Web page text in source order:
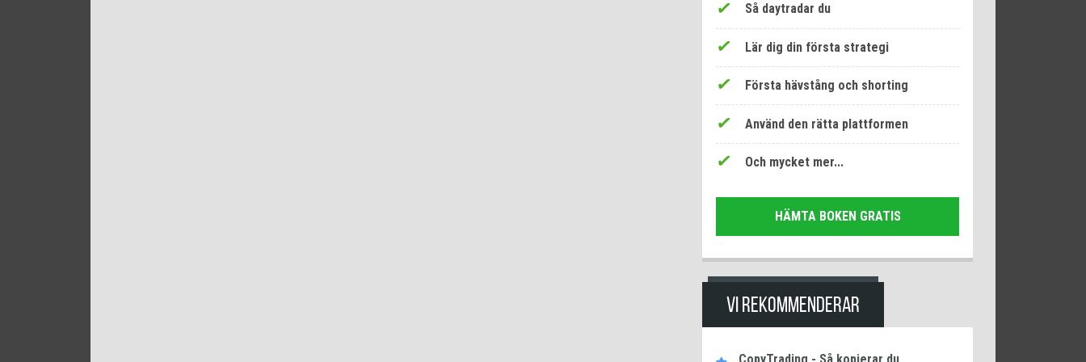
Så daytradar du
Lär dig din första strategi
Första hävstång och shorting
Använd den rätta plattformen
Och mycket mer...
HÄMTA BOKEN GRATIS
VI REKOMMENDERAR